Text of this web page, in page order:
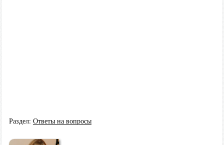
Раздел: Ответы на вопросы